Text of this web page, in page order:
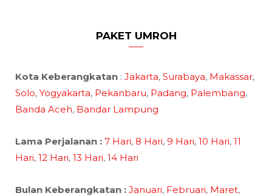
PAKET UMROH
Kota Keberangkatan : Jakarta, Surabaya, Makassar,
Solo, Yogyakarta, Pekanbaru, Padang, Palembang,
Banda Aceh, Bandar Lampung
Lama Perjalanan : 7 Hari, 8 Hari, 9 Hari, 10 Hari, 11
Hari, 12 Hari, 13 Hari, 14 Hari
Bulan Keberangkatan : Januari, Februari, Maret,